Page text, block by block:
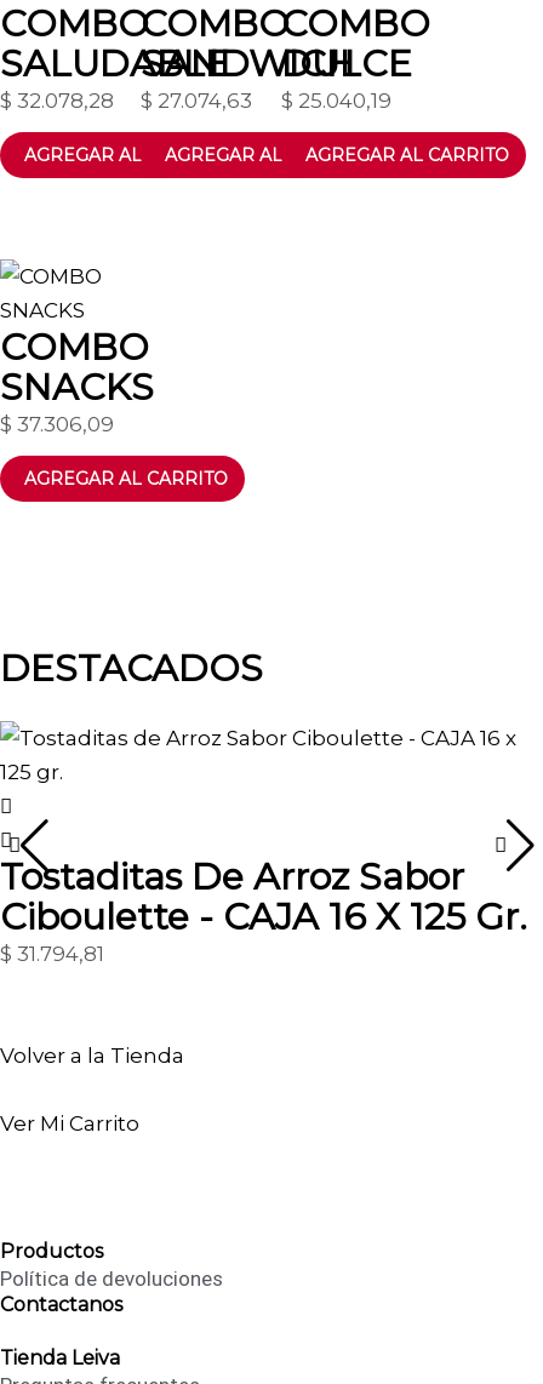
COMBO
SALUDABLE
$ 32.078,28
COMBO
SANDWICH
$ 27.074,63
COMBO
DULCE
$ 25.040,19
COMBO
SNACKS
$ 37.306,09
DESTACADOS
Tostaditas De Arroz Sabor
Ciboulette - CAJA 16 X 125 Gr.
$ 31.794,81
Volver a la Tienda
Ver Mi Carrito
Productos
Política de devoluciones
Contactanos
Tienda Leiva